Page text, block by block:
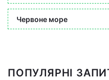
Червоне море
ПОПУЛЯРНІ